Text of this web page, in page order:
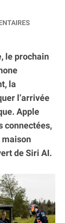
le prochain
la
l’arrivée
Apple
connectées,
de Siri AI.